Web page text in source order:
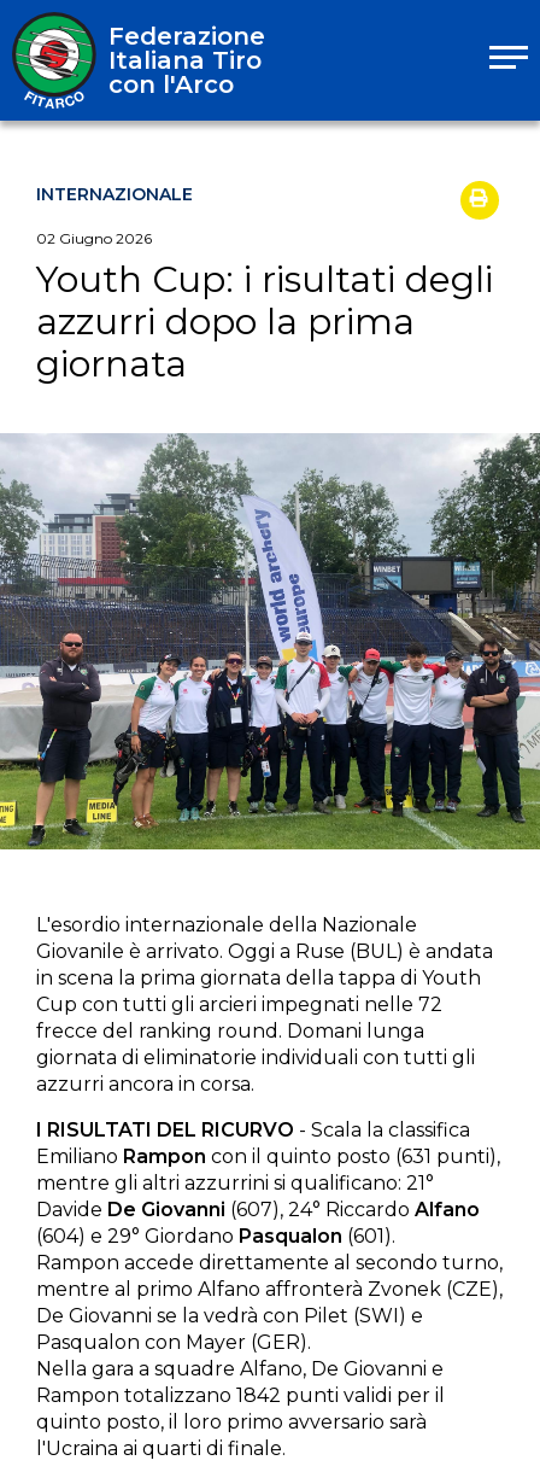
Federazione
Italiana Tiro
con l'Arco
INTERNAZIONALE
02 Giugno 2026
Youth Cup: i risultati degli
azzurri dopo la prima
giornata
L'esordio internazionale della Nazionale
Giovanile è arrivato. Oggi a Ruse (BUL) è andata
in scena la prima giornata della tappa di Youth
Cup con tutti gli arcieri impegnati nelle 72
frecce del ranking round. Domani lunga
giornata di eliminatorie individuali con tutti gli
azzurri ancora in corsa.
I RISULTATI DEL RICURVO - Scala la classifica
Emiliano Rampon con il quinto posto (631 punti),
mentre gli altri azzurrini si qualificano: 21°
Davide De Giovanni (607), 24° Riccardo Alfano
(604) e 29° Giordano Pasqualon (601).
Rampon accede direttamente al secondo turno,
mentre al primo Alfano affronterà Zvonek (CZE),
De Giovanni se la vedrà con Pilet (SWI) e
Pasqualon con Mayer (GER).
Nella gara a squadre Alfano, De Giovanni e
Rampon totalizzano 1842 punti validi per il
quinto posto, il loro primo avversario sarà
l'Ucraina ai quarti di finale.